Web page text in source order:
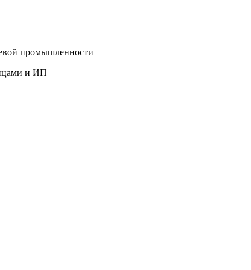
промышленности
и ИП